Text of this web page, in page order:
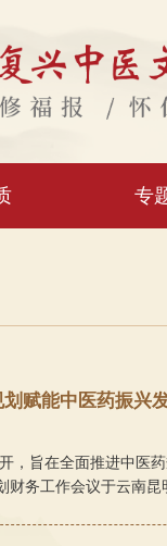
专
赋能中医药振兴
，旨在全面推进中
务工作会议于云南昆